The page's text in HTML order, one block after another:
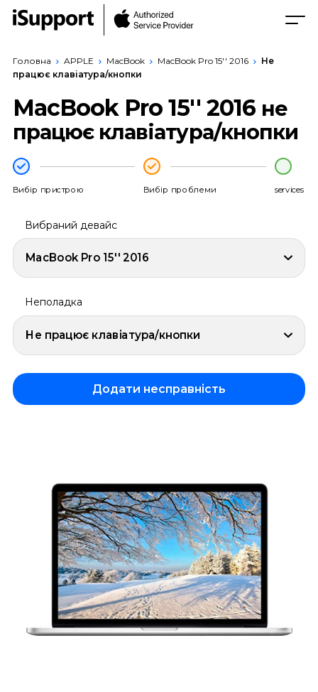
Головна APPLE MacBook MacBook Pro 15'' 2016
Не
працює клавіатура/кнопки
MacBook Pro 15'' 2016 не
працює клавіатура/кнопки
Вибір пристрою Вибір проблеми services
Вибраний девайс
MacBook Pro 15'' 2016
Неполадка
Не працює клавіатура/кнопки
Додати несправність